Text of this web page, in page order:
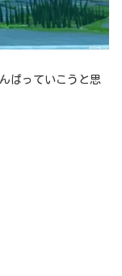
ばっていこうと思